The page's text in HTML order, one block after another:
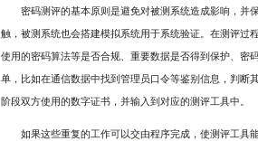
密码测评的基本原则是避免对被测系统造成影响，并
触，被测系统也会搭建模拟系统用于系统验证。在测评过
使用的密码算法等是否合规、重要数据是否得到保护、密
单，比如在通信数据中找到管理员口令等鉴别信息，判断
阶段双方使用的数字证书，并输入到对应的测评工具中。
如果这些重复的工作可以交由程序完成，使测评工具